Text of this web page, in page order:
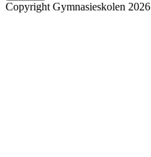
Copyright Gymnasieskolen 2026